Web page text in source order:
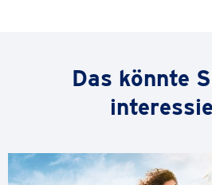
Das könnte